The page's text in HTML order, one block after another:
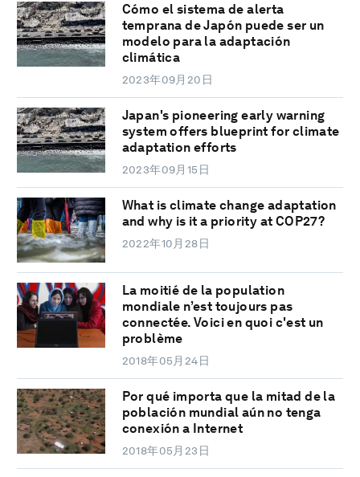
Cómo el sistema de alerta
temprana de Japón puede ser un
modelo para la adaptación
climática
2023年09月20日
Japan's pioneering early warning
system offers blueprint for climate
adaptation efforts
2023年09月15日
What is climate change adaptation
and why is it a priority at COP27?
2022年10月28日
La moitié de la population
mondiale n’est toujours pas
connectée. Voici en quoi c'est un
problème
2018年05月24日
Por qué importa que la mitad de la
población mundial aún no tenga
conexión a Internet
2018年05月23日